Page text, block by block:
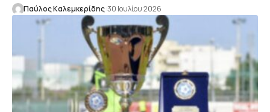
Παύλος Καλεμκερίδης 30 Ιουλίου 2026